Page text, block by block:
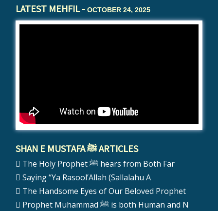
LATEST MEHFIL - OCTOBER 24, 2025
SHAN E MUSTAFA ﷺ ARTICLES
The Holy Prophet ﷺ hears from Both Far
Saying “Ya Rasool’Allah (Sallalahu A
The Handsome Eyes of Our Beloved Prophet
Prophet Muhammad ﷺ is both Human and N